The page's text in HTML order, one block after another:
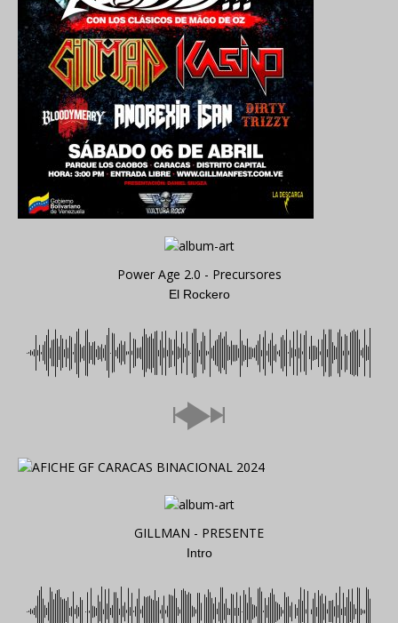
Power Age 2.0 - Precursores
El Rockero
GILLMAN - PRESENTE
Intro